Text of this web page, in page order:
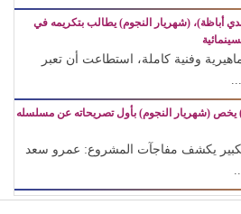
أباظة)، (شهريار النجوم) يطالب بتكريمه في
وفنية كاملة، استطاعت أن تعبر
يخص (شهريار النجوم) بأول تصريحاته عن مسلسله
يكشف مفاجآت المشروع: عمرو سعد